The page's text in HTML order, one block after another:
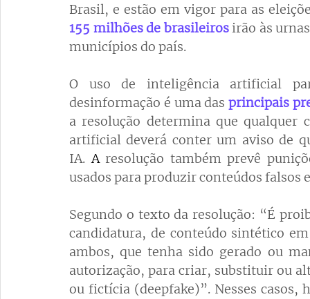
155 milhões de brasileirosirão às
municípios do país.
O uso de inteligência artificial
desinformação é uma das principais
a resolução determina que qualquer
artificial deverá conter um aviso de
IA. A resolução também prevê
usados para produzir conteúdos falsos
Segundo o texto da resolução: “É
candidatura, de conteúdo sintético
ambos, que tenha sido gerado ou
autorização, para criar, substituir ou
ou fictícia (deepfake)”. Nesses casos,